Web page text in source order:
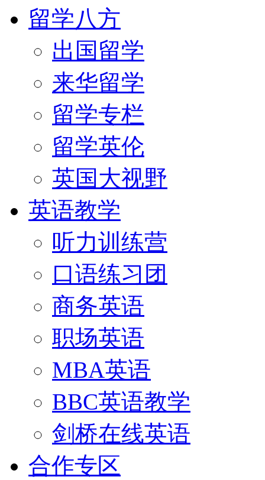
留学八方
出国留学
来华留学
留学专栏
留学英伦
英国大视野
英语教学
听力训练营
口语练习团
商务英语
职场英语
MBA英语
BBC英语教学
剑桥在线英语
合作专区